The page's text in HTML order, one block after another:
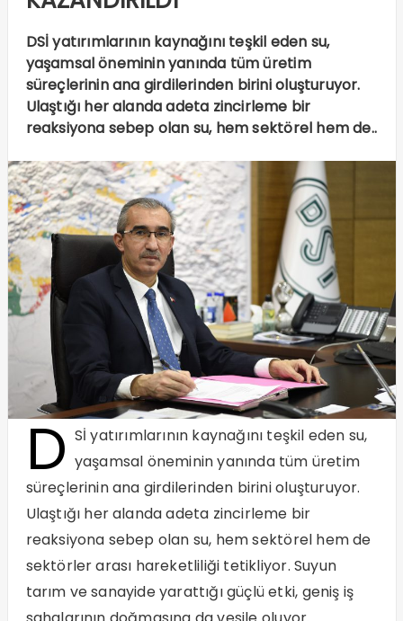
DSİ yatırımlarının kaynağını teşkil eden su,
yaşamsal öneminin yanında tüm üretim
süreçlerinin ana girdilerinden birini oluşturuyor.
Ulaştığı her alanda adeta zincirleme bir
reaksiyona sebep olan su, hem sektörel hem de..
D Sİ yatırımlarının kaynağını teşkil eden su,
yaşamsal öneminin yanında tüm üretim
süreçlerinin ana girdilerinden birini oluşturuyor.
Ulaştığı her alanda adeta zincirleme bir
reaksiyona sebep olan su, hem sektörel hem de
sektörler arası hareketliliği tetikliyor. Suyun
tarım ve sanayide yarattığı güçlü etki, geniş iş